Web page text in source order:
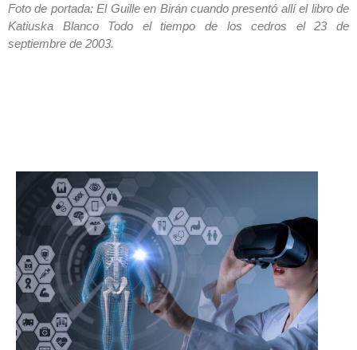
Foto de portada: El Guille en Birán cuando presentó allí el libro de
Katiuska Blanco Todo el tiempo de los cedros el 23 de
septiembre de 2003.